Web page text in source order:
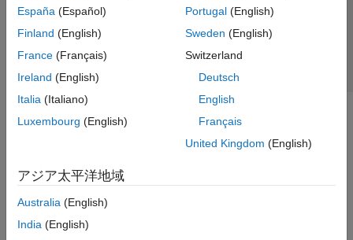
España (Español)
Finland (English)
France (Français)
Ireland (English)
Italia (Italiano)
Luxembourg (English)
Portugal(English)
Sweden (English)
Switzerland
Deutsch
English
Français
United Kingdom (English)
アジア太平洋地域
Australia (English)
India (English)